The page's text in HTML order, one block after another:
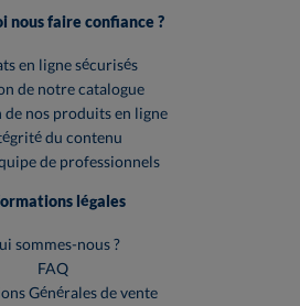
nous faire confiance ?
en ligne sécurisés
de notre catalogue
de nos produits en ligne
du contenu
de professionnels
légales
sommes-nous ?
FAQ
Générales de vente